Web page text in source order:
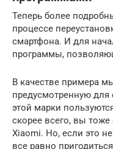
Теперь более
процессе
смартфона. И для
программы,
В качестве примера
предусмотренную
этой марки
скорее всего, вы тоже
Xiaomi. Но, если это
все равно